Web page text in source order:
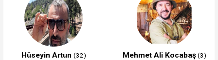
Hüseyin Artun (32)
Mehmet Ali Kocabaş(3)